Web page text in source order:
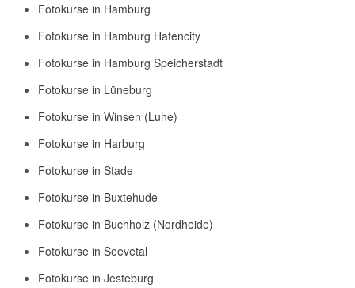
Fotokurse in Hamburg
Fotokurse in Hamburg Hafencity
Fotokurse in Hamburg Speicherstadt
Fotokurse in Lüneburg
Fotokurse in Winsen (Luhe)
Fotokurse in Harburg
Fotokurse in Stade
Fotokurse in Buxtehude
Fotokurse in Buchholz (Nordheide)
Fotokurse in Seevetal
Fotokurse in Jesteburg